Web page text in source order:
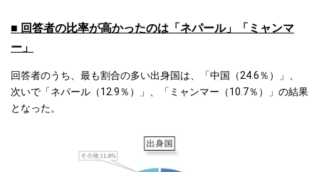
■ 回答者の比率が高かったのは「ネパール」「ミャンマ
ー」
回答者のうち、最も割合の多い出身国は、「中国（24.6％）」、
次いで「ネパール（12.9％）」、「ミャンマー（10.7％）」の結果
となった。